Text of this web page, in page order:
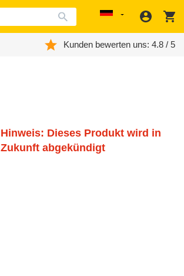
Localization
Kunden bewerten uns: 4.8 / 5
Hinweis: Dieses Produkt wird in
Zukunft abgekündigt